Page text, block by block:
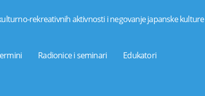
kulturno-rekreativnih aktivnosti i negovanje japanske kulture
Radionice i seminari Edukatori